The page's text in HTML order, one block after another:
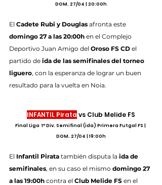
DOM. 27/04 | 20:00h
El Cadete Rubi y Douglas afronta este
domingo 27 a las 20:00h en el Complejo
Deportivo Juan Amigo del Oroso FS CD el
partido de ida de las semifinales del torneo
liguero, con la esperanza de lograr un buen
resultado para la vuelta en Noia.
INFANTIL Pirata vs Club Melide FS
Final Liga  1ª Div. Semifinal (ida) Primera Futgal FS |
DOM. 27/04 | 19:00h
El Infantil Pirata también disputa la ida de
semifinales, en su caso el mismo domingo 27
a las 19:00h contra el Club Melide FS en el